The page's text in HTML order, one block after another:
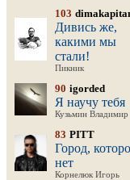
103
Дивись же,
какими мы
стали!
Пикник
90 igorded
Я научу тебя
Кузьмин Владимир
83 PITT
Город,
нет
Корнелюк Игорь